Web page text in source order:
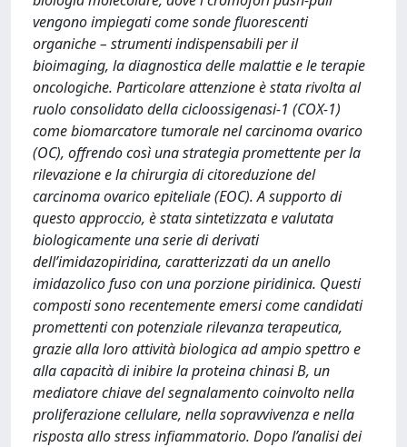
vengono impiegati come sonde fluorescenti
organiche – strumenti indispensabili per il
bioimaging, la diagnostica delle malattie e le terapie
oncologiche. Particolare attenzione è stata rivolta al
ruolo consolidato della cicloossigenasi-1 (COX-1)
come biomarcatore tumorale nel carcinoma ovarico
(OC), offrendo così una strategia promettente per la
rilevazione e la chirurgia di citoreduzione del
carcinoma ovarico epiteliale (EOC). A supporto di
questo approccio, è stata sintetizzata e valutata
biologicamente una serie di derivati
dell’imidazopiridina, caratterizzati da un anello
imidazolico fuso con una porzione piridinica. Questi
composti sono recentemente emersi come candidati
promettenti con potenziale rilevanza terapeutica,
grazie alla loro attività biologica ad ampio spettro e
alla capacità di inibire la proteina chinasi B, un
mediatore chiave del segnalamento coinvolto nella
proliferazione cellulare, nella sopravvivenza e nella
risposta allo stress infiammatorio. Dopo l’analisi dei